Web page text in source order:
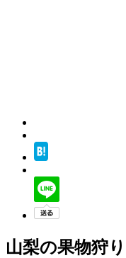
山梨の果物狩り